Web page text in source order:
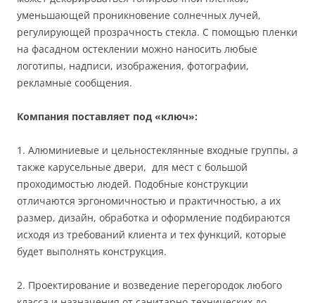
уменьшающей проникновение солнечных лучей,
регулирующей прозрачность стекла. С помощью пленки
на фасадном остеклении можно наносить любые
логотипы, надписи, изображения, фотографии,
рекламные сообщения.
Компания поставляет под «ключ»:
1. Алюминиевые и цельностеклянные входные группы, а
также карусельные двери, для мест с большой
проходимостью людей. Подобные конструкции
отличаются эргономичностью и практичностью, а их
размер, дизайн, обработка и оформление подбираются
исходя из требований клиента и тех функций, которые
будет выполнять конструкция.
2. Проектирование и возведение перегородок любого